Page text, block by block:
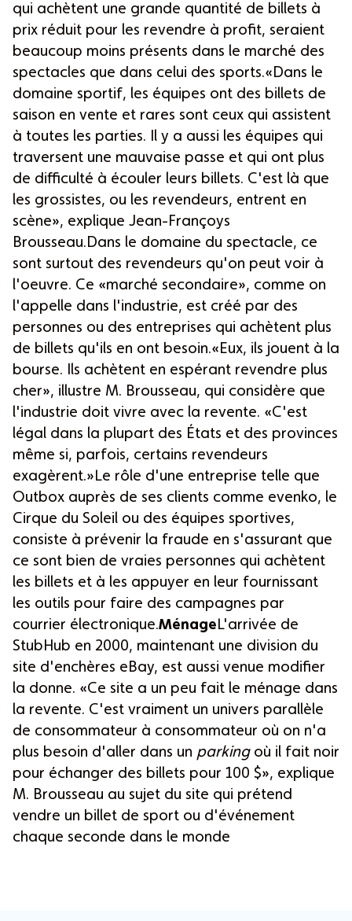
qui achètent une grande quantité de billets à
prix réduit pour les revendre à profit, seraient
beaucoup moins présents dans le marché des
spectacles que dans celui des sports.«Dans le
domaine sportif, les équipes ont des billets de
saison en vente et rares sont ceux qui assistent
à toutes les parties. Il y a aussi les équipes qui
traversent une mauvaise passe et qui ont plus
de difficulté à écouler leurs billets. C'est là que
les grossistes, ou les revendeurs, entrent en
scène», explique Jean-Françoys
Brousseau.Dans le domaine du spectacle, ce
sont surtout des revendeurs qu'on peut voir à
l'oeuvre. Ce «marché secondaire», comme on
l'appelle dans l'industrie, est créé par des
personnes ou des entreprises qui achètent plus
de billets qu'ils en ont besoin.«Eux, ils jouent à la
bourse. Ils achètent en espérant revendre plus
cher», illustre M. Brousseau, qui considère que
l'industrie doit vivre avec la revente. «C'est
légal dans la plupart des États et des provinces
même si, parfois, certains revendeurs
exagèrent.»Le rôle d'une entreprise telle que
Outbox auprès de ses clients comme evenko, le
Cirque du Soleil ou des équipes sportives,
consiste à prévenir la fraude en s'assurant que
ce sont bien de vraies personnes qui achètent
les billets et à les appuyer en leur fournissant
les outils pour faire des campagnes par
courrier électronique.MénageL'arrivée de
StubHub en 2000, maintenant une division du
site d'enchères eBay, est aussi venue modifier
la donne. «Ce site a un peu fait le ménage dans
la revente. C'est vraiment un univers parallèle
de consommateur à consommateur où on n'a
plus besoin d'aller dans un parkingoù il fait noir
pour échanger des billets pour 100 $», explique
M. Brousseau au sujet du site qui prétend
vendre un billet de sport ou d'événement
chaque seconde dans le monde